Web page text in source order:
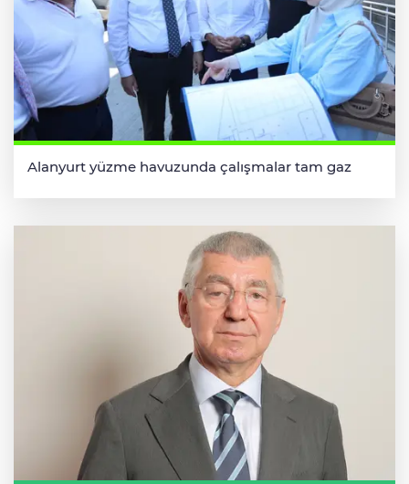
Alanyurt yüzme havuzunda çalışmalar tam gaz